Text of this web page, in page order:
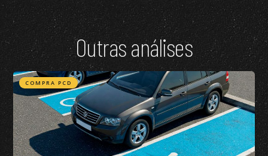
Outras análises
COMPRA PCD